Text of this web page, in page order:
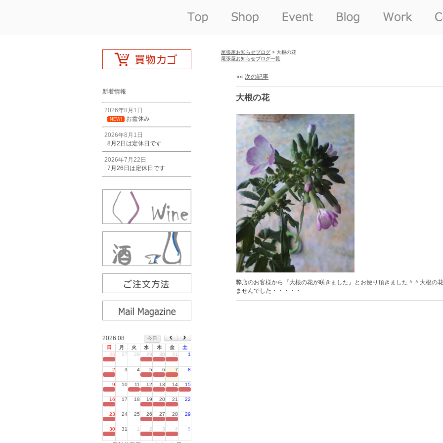
新着情報
2026年8月1日
NEW! お盆休み
2026年8月1日
8月2日は定休日です
2026年7月22日
7月26日は定休日です
2026.08
今日
日
月 火 水 木 金
土
26
27 28 29 30 31 1
2 3 4 5 6 7 8
9 10 11 12 13 14 15
16 17 18 19 20 21 22
23 24 25 26 27 28 29
30 31 1 2 3 4 5
尾張屋お知らせブログ > 大根の花
尾張屋お知らせブログ一覧
«« 次の記事
大根の花
弊店のお客様から『大根の花が咲きました』とお便り頂きました＾＾大根の
ませんでした・・・・・